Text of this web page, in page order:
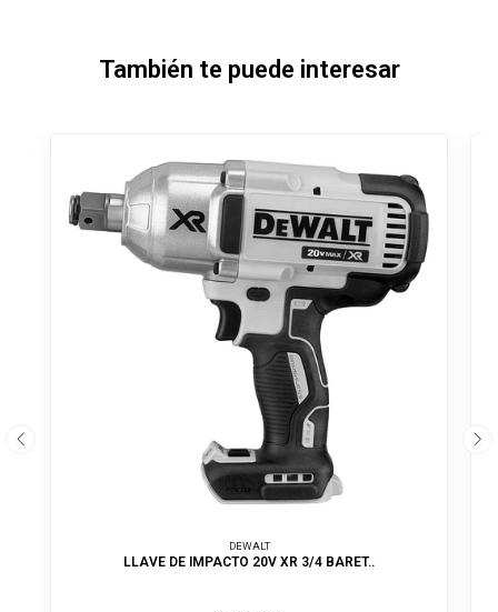
También te puede interesar
DEWALT
LLAVE DE IMPACTO 20V XR 3/4 BARET..